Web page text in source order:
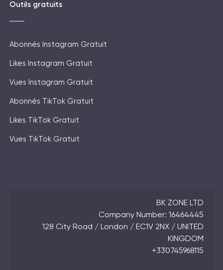
Outils gratuits
Abonnés Instagram Gratuit
Likes Instagram Gratuit
Vues Instagram Gratuit
Abonnés TikTok Gratuit
Likes TikTok Gratuit
Vues TikTok Gratuit
BK ZONE LTD
Company Number: 16464445
128 City Road / London / EC1V 2NX / UNITED
KINGDOM
+330745968115